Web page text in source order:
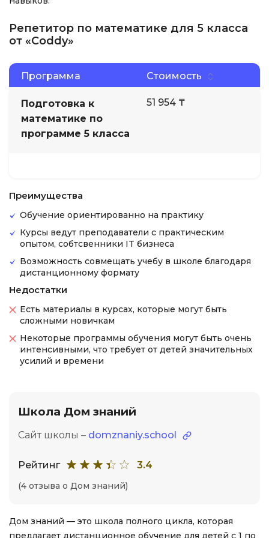
Репетитор по математике для 5 класса
от «Coddy»
Программа Стоимость
Подготовка к
математике по
программе 5 класса
51 954 ₸
Преимущества
Обучение ориентированно на практику
Курсы ведут преподаватели с практическим
опытом, собтсвенники IT бизнеса
Возможность совмещать учебу в школе благодаря
дистанционному формату
Недостатки
Есть материалы в курсах, которые могут быть
сложными новичкам
Некоторые программы обучения могут быть очень
интенсивными, что требует от детей значительных
усилий и времени
Школа Дом знаний
Сайт школы – domznaniy.school
Рейтинг 3.4
(4 отзыва о Дом знаний)
Дом знаний — это школа полного цикла, которая
предлагает дистанционное обучение для детей с 1 по